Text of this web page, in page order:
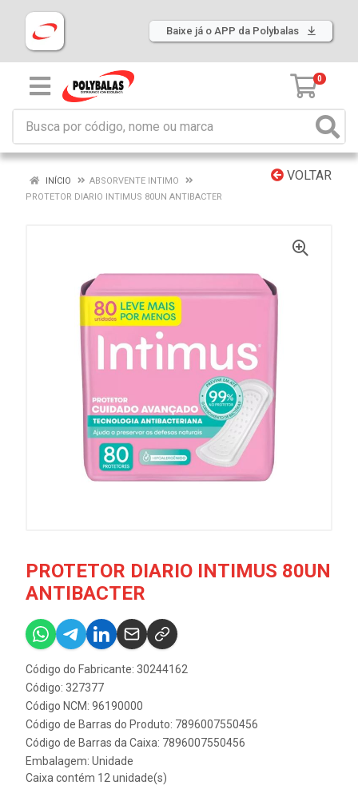
Baixe já o APP da Polybalas
0
VOLTAR
INÍCIO
ABSORVENTE INTIMO
PROTETOR DIARIO INTIMUS 80UN ANTIBACTER
PROTETOR DIARIO INTIMUS 80UN
ANTIBACTER
Código do Fabricante: 30244162
Código: 327377
Código NCM: 96190000
Código de Barras do Produto: 7896007550456
Código de Barras da Caixa: 7896007550456
Embalagem: Unidade
Caixa contém 12 unidade(s)